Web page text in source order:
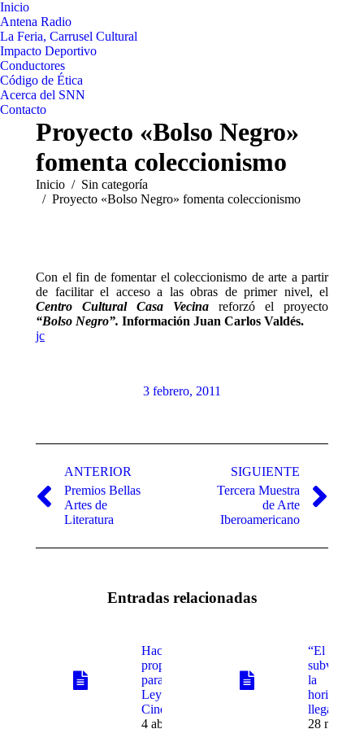
Inicio
Antena Radio
La Feria, Carrusel Cultural
Impacto Deportivo
Conductores
Código de Ética
Acerca del SNN
Contacto
Proyecto «Bolso Negro»
fomenta coleccionismo
Estás aquí:
Inicio
Sin categoría
Proyecto «Bolso Negro» fomenta coleccionismo
Con el fin de fomentar el coleccionismo de arte a partir
de facilitar el acceso a las obras de primer nivel, el
Centro Cultural Casa Vecina reforzó el proyecto
“Bolso Negro”. Información Juan Carlos Valdés.
jc
3 febrero, 2011
entre
publicaciones
ANTERIOR
Publicación
anterior:
Premios Bellas
Artes de
Literatura‎
SIGUIENTE
Publicación
siguiente:
Tercera Muestra
de Arte
Iberoamericano
Entradas relacionadas
Hacen
propuestas
para nueva
Ley Federal de
Cinematografía
4 abril, 2019
“El acto
la
llega al
28 marzo,